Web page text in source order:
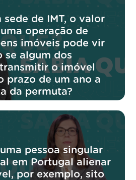
sede de IMT, o valor
operação de
imóveis pode vir
se algum dos
o imóvel
prazo de um ano a
da permuta?
pessoa singular
em Portugal alienar
por exemplo, sito